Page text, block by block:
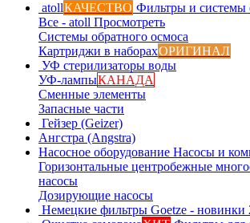
atollКАЧЕСТВО Фильтры и системы
Все - atoll Просмотреть
Системы обратного осмоса
Картриджи в наборахОРИГИНАЛ
УФ стерилизаторы воды
УФ-лампыКАНАДА
Сменные элементы
Запасные части
Гейзер (Geizer)
Ангстра (Angstra)
Насосное оборудование Насосы и
Горизонтальные центробежные
насосы
Дозирующие насосы
Немецкие фильтры Goetze - новинки